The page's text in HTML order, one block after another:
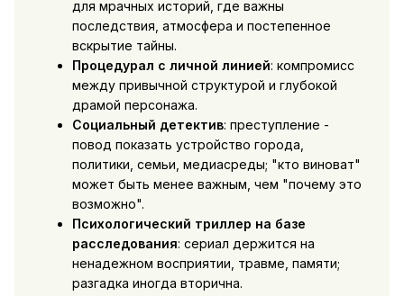
для мрачных историй, где важны
последствия, атмосфера и постепенное
вскрытие тайны.
Процедурал с личной линией: компромисс
между привычной структурой и глубокой
драмой персонажа.
Социальный детектив: преступление -
повод показать устройство города,
политики, семьи, медиасреды; "кто виноват"
может быть менее важным, чем "почему это
возможно".
Психологический триллер на базе
расследования: сериал держится на
ненадежном восприятии, травме, памяти;
разгадка иногда вторична.